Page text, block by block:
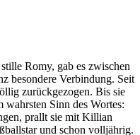
Romy, gab es zwischen
besondere Verbindung. Seit
zurückgezogen. Bis sie
wahrsten Sinn des Wortes:
prallt sie mit Killian
und schon volljährig.